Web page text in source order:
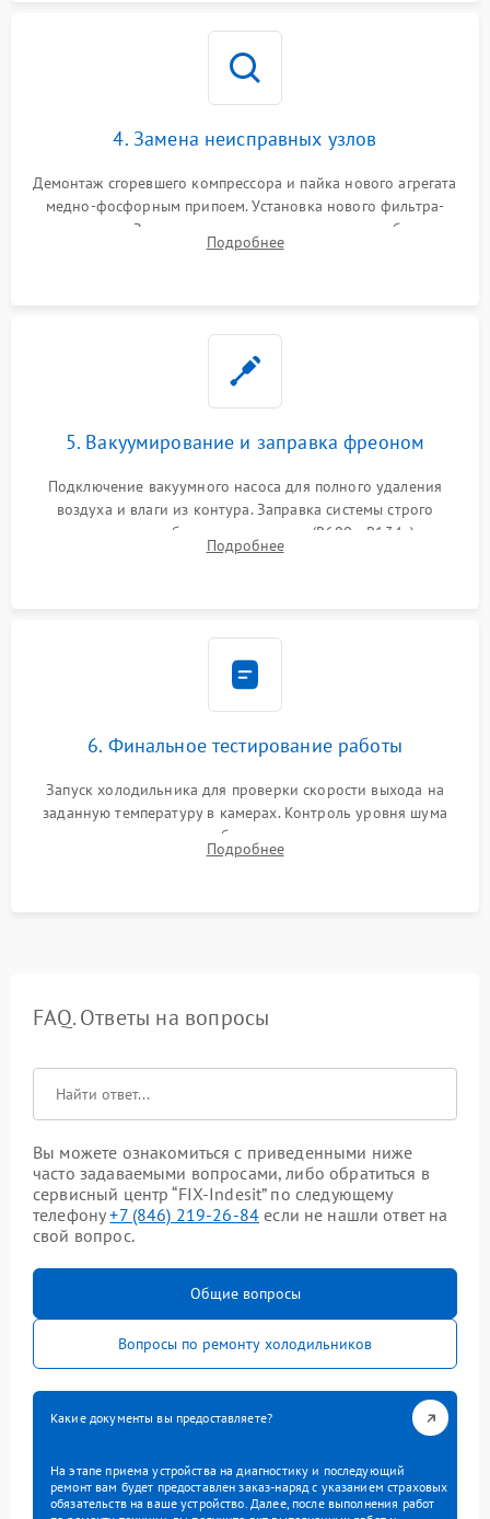
4. Замена неисправных узлов
Демонтаж сгоревшего компрессора и пайка нового агрегата
медно-фосфорным припоем. Установка нового фильтра-
осушителя. Замена изношенных вентиляторов обдува,
сломанных заслонок или поврежденных дверных петель.
Подробнее
5. Вакуумирование и заправка фреоном
Подключение вакуумного насоса для полного удаления
воздуха и влаги из контура. Заправка системы строго
дозированным объемом хладагента (R600a, R134a) по
электронным весам. Контроль рабочего давления в системе.
Подробнее
6. Финальное тестирование работы
Запуск холодильника для проверки скорости выхода на
заданную температуру в камерах. Контроль уровня шума
компрессора, отсутствия обмерзания стенок и корректного
срабатывания системы автоматической оттайки.
Подробнее
FAQ. Ответы на вопросы
Вы можете ознакомиться с приведенными ниже
часто задаваемыми вопросами, либо обратиться в
сервисный центр “FIX-Indesit” по следующему
телефону+7 (846) 219-26-84 если не нашли ответ на
свой вопрос.
Общие вопросы
Вопросы по ремонту холодильников
Какие документы вы предоставляете?
На этапе приема устройства на диагностику и последующий
ремонт вам будет предоставлен заказ-наряд с указанием страховых
обязательств на ваше устройство. Далее, после выполнения работ